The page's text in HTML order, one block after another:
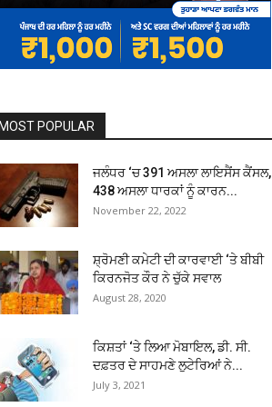
POPULAR
ਜਲੰਧਰ ‘ਚ 391 ਅਸਲਾ ਲਾਇਸੈਂਸ ਕੈਂਸਲ,
438 ਅਸਲਾ ਧਾਰਕਾਂ ਨੂੰ ਕਾਰਨ...
November 22, 2022
ਸ਼੍ਰੋਮਣੀ ਕਮੇਟੀ ਦੀ ਕਾਰਵਾਈ ‘ਤੇ ਬੀਬੀ
ਕਿਰਨਜੋਤ ਕੌਰ ਨੇ ਚੁੱਕੇ ਸਵਾਲ
August 28, 2020
ਕਿਸ਼ਤਾਂ ‘ਤੇ ਲਿਆ ਮੋਬਾਇਲ, ਡੀ. ਸੀ.
ਦਫ਼ਤਰ ਦੇ ਸਾਹਮਣੇ ਲੁਟੇਰਿਆਂ ਨੇ...
July 3, 2021